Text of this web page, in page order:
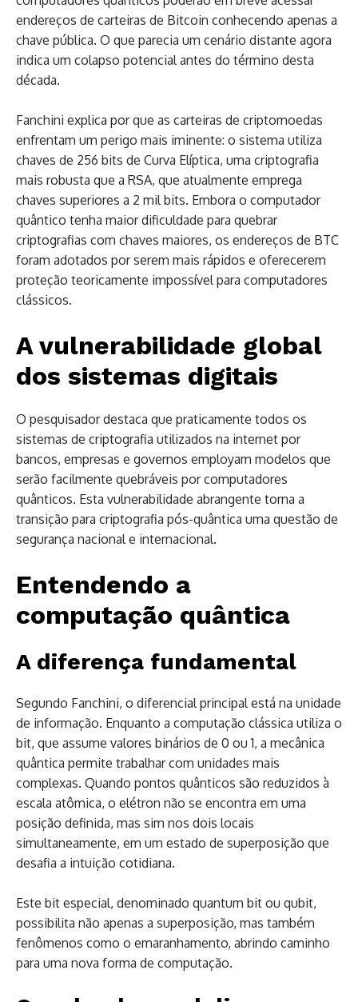
endereços de carteiras de Bitcoin conhecendo apenas a
chave pública. O que parecia um cenário distante agora
indica um colapso potencial antes do término desta
década.
Fanchini explica por que as carteiras de criptomoedas
enfrentam um perigo mais iminente: o sistema utiliza
chaves de 256 bits de Curva Elíptica, uma criptografia
mais robusta que a RSA, que atualmente emprega
chaves superiores a 2 mil bits. Embora o computador
quântico tenha maior dificuldade para quebrar
criptografias com chaves maiores, os endereços de BTC
foram adotados por serem mais rápidos e oferecerem
proteção teoricamente impossível para computadores
clássicos.
A vulnerabilidade global
dos sistemas digitais
O pesquisador destaca que praticamente todos os
sistemas de criptografia utilizados na internet por
bancos, empresas e governos employam modelos que
serão facilmente quebráveis por computadores
quânticos. Esta vulnerabilidade abrangente torna a
transição para criptografia pós-quântica uma questão de
segurança nacional e internacional.
Entendendo a
computação quântica
A diferença fundamental
Segundo Fanchini, o diferencial principal está na unidade
de informação. Enquanto a computação clássica utiliza o
bit, que assume valores binários de 0 ou 1, a mecânica
quântica permite trabalhar com unidades mais
complexas. Quando pontos quânticos são reduzidos à
escala atômica, o elétron não se encontra em uma
posição definida, mas sim nos dois locais
simultaneamente, em um estado de superposição que
desafia a intuição cotidiana.
Este bit especial, denominado quantum bit ou qubit,
possibilita não apenas a superposição, mas também
fenômenos como o emaranhamento, abrindo caminho
para uma nova forma de computação.